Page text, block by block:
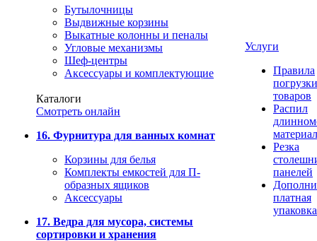
Бутылочницы
Выдвижные корзины
Выкатные колонны и пеналы
Угловые механизмы
Шеф-центры
Аксессуары и комплектующие
Каталоги
Смотреть онлайн
16. Фурнитура для ванных комнат
Корзины для белья
Комплекты емкостей для П-
образных ящиков
Аксессуары
17. Ведра для мусора, системы
сортировки и хранения
Услуги
Правила
погрузки
товаров
Распил
Резка
панелей
платная
упаковка